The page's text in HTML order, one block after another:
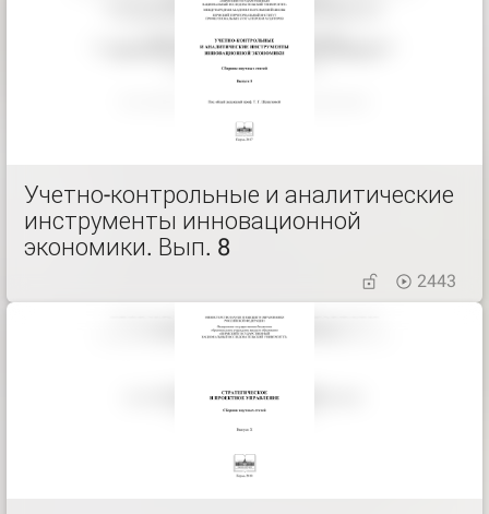
Учетно-контрольные и аналитические
инструменты инновационной
экономики. Вып. 8
2443